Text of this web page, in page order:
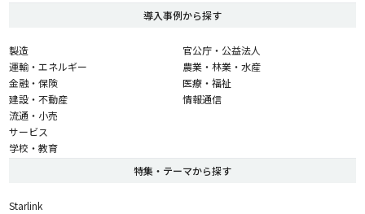
導入事例から探す
製造
運輸・エネルギー
金融・保険
建設・不動産
流通・小売
サービス
学校・教育
官公庁・公益法人
農業・林業・水産
医療・福祉
情報通信
特集・テーマから探す
Starlink